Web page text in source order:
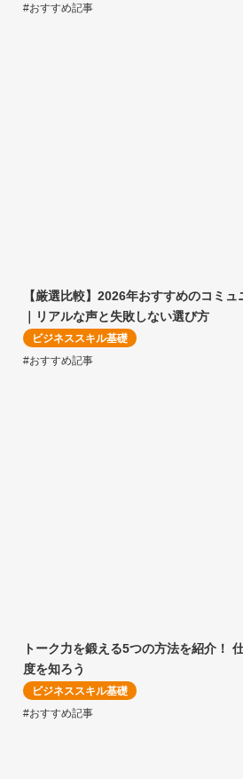
#おすすめ記事
【厳選比較】2026年おすすめのコミ
｜リアルな声と失敗しない選び方
ビジネススキル基礎
#おすすめ記事
トーク力を鍛える5つの方法を紹介！
度を知ろう
ビジネススキル基礎
#おすすめ記事